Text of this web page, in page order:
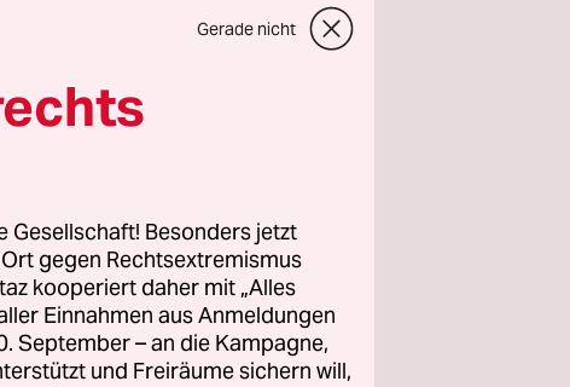
Brief an
die
nach
bereits der
Gerade nicht
Besonders jetzt
gegen Rechtsextremismus
kooperiert daher mit „Alles
Einnahmen aus Anmeldungen
September – an die Kampagne,
und Freiräume sichern will,